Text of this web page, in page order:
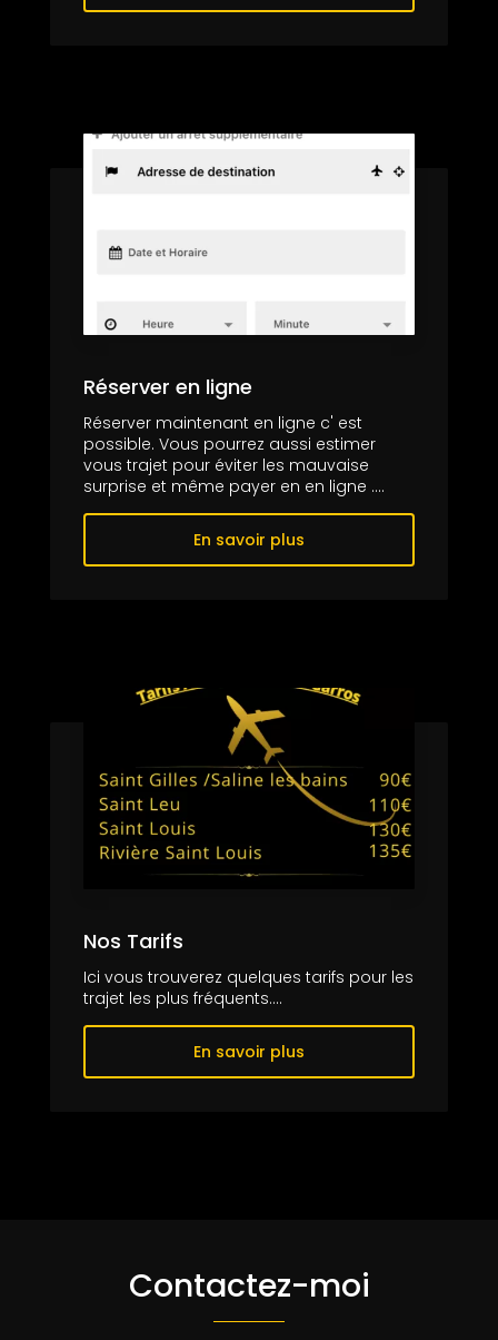
Réserver en ligne
Réserver maintenant en ligne c' est
possible. Vous pourrez aussi estimer
vous trajet pour éviter les mauvaise
surprise et même payer en en ligne ....
En savoir plus
Nos Tarifs
Ici vous trouverez quelques tarifs pour les
trajet les plus fréquents....
En savoir plus
Contactez-moi